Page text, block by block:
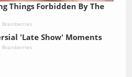
Things Forbidden By The
Brainberries
'Late Show' Moments
Brainberries